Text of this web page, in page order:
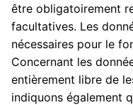
être obligatoirement
facultatives. Les
nécessaires pour le
Concernant les
entièrement libre de
indiquons également